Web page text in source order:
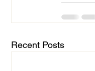
Recent Posts